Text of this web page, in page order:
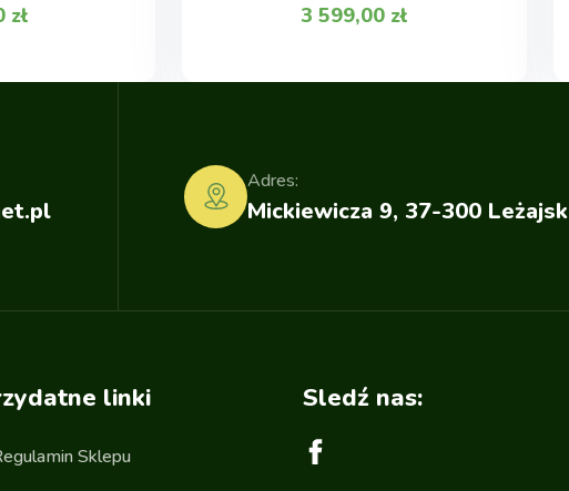
zł
3 599,00 zł
Mickiewicza 9, 37-300 Leżajsk
Adres:
linki
Sklepu
Sledź nas: